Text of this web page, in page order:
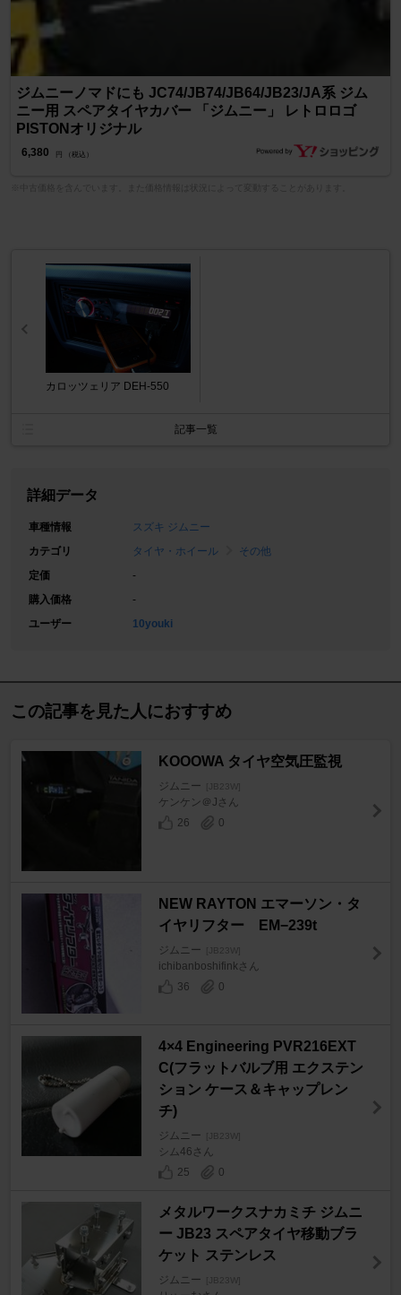
ジムニーノマドにも JC74/JB74/JB64/JB23/JA系 ジム
ニー用 スペアタイヤカバー 「ジムニー」 レトロロゴ
PISTONオリジナル
6,380 円 （税込）
カロッツェリア DEH-550
記事一覧
詳細データ
車種情報
スズキ ジムニー
カテゴリ
タイヤ・ホイール
その他
定価
-
購入価格
-
ユーザー
10youki
この記事を見た人におすすめ
KOOOWA タイヤ空気圧監視
ジムニー [JB23W]
ケンケン＠Jさん
26
0
NEW RAYTON エマーソン・タ
イヤリフター EM−239t
ジムニー [JB23W]
ichibanboshifinkさん
36
0
4×4 Engineering PVR216EXT
C(フラットバルブ用 エクステン
ション ケース＆キャップレン
チ)
ジムニー [JB23W]
シム46さん
25
0
メタルワークスナカミチ ジムニ
ー JB23 スペアタイヤ移動ブラ
ケット ステンレス
ジムニー [JB23W]